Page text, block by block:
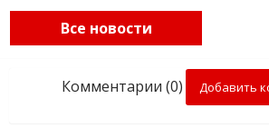
Все новости
Комментарии (0) Добавить